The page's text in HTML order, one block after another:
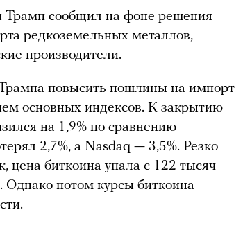
сообщил на фоне решения
редкоземельных металлов,
производители.
повысить пошлины на импорт
основных индексов. К закрытию
на 1,9% по сравнению
2,7%, а Nasdaq — 3,5%. Резко
цена биткоина упала с 122 тысяч
Однако потом курсы биткоина